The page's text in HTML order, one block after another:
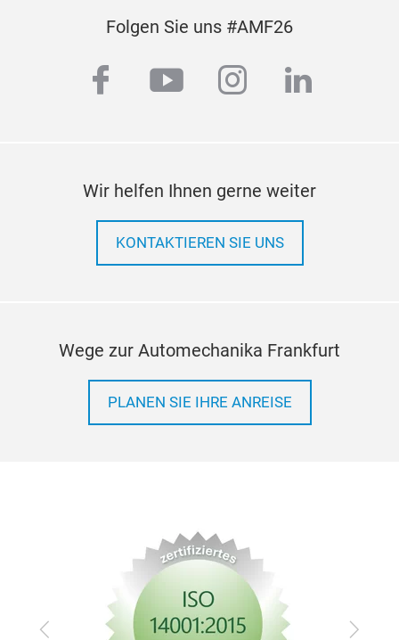
Folgen Sie uns #AMF26
facebook
youtubeinstagram
linkedin
Wir helfen Ihnen gerne weiter
KONTAKTIEREN SIE UNS
Wege zur Automechanika Frankfurt
PLANEN SIE IHRE ANREISE
Zurück Vor